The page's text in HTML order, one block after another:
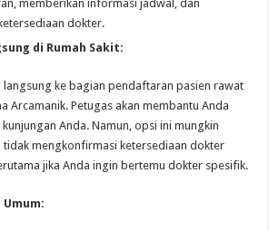
memberikan informasi jadwal, dan
dokter.
di Rumah Sakit:
langsung ke bagian pendaftaran pasien rawat
Arcamanik. Petugas akan membantu Anda
Anda. Namun, opsi ini mungkin
tidak mengkonfirmasi ketersediaan dokter
jika Anda ingin bertemu dokter spesifik.